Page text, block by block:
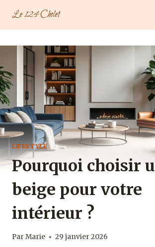
contenu
Le 124 Cholet
LIFESTYLE
Pourquoi choisir
beige pour votre
intérieur ?
Par Marie 29 janvier 2026